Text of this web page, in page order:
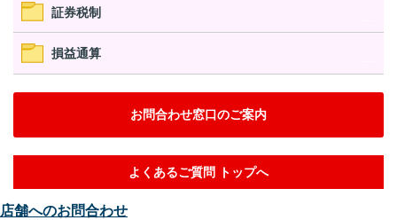
証券税制
損益通算
お問合わせ窓口のご案内
よくあるご質問 トップへ
店舗へのお問合わせ